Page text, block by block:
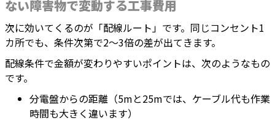
ない障害物で変動する工事費用
次に効いてくるのが「配線ルート」です。同じコンセント1
カ所でも、条件次第で2〜3倍の差が出てきます。
配線条件で金額が変わりやすいポイントは、次のようなもの
です。
分電盤からの距離（5mと25mでは、ケーブル代も作業
時間も大きく違います）